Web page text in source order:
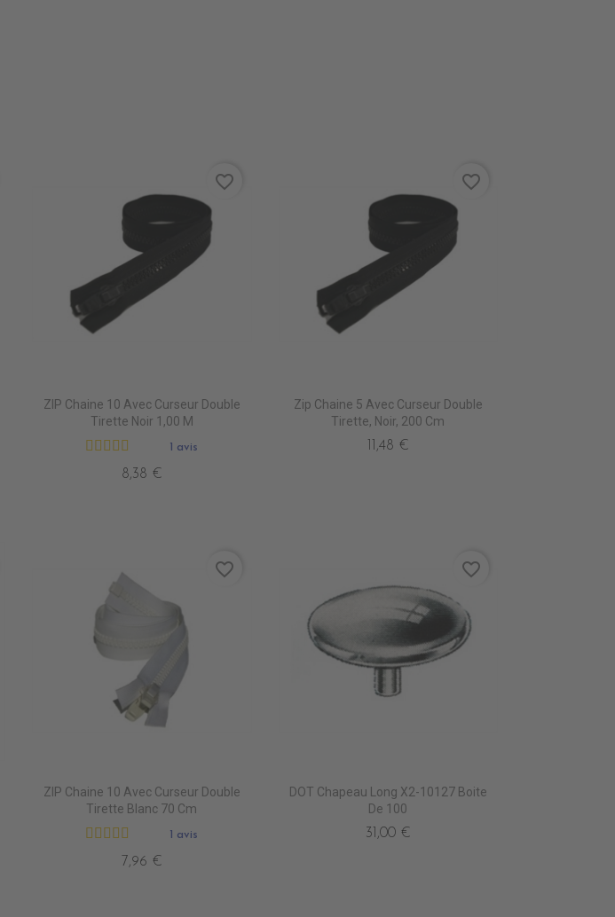
ZIP Chaine 10 Avec Curseur Double
Tirette Noir 1,00 M
1 avis
8,38 €
favorite_border
Zip Chaine 5 Avec Curseur Double
Tirette, Noir, 200 Cm
11,48 €
favorite_border
ZIP Chaine 10 Avec Curseur Double
Tirette Blanc 70 Cm
1 avis
7,96 €
favorite_border
DOT Chapeau Long X2-10127 Boite
De 100
31,00 €
favorite_border